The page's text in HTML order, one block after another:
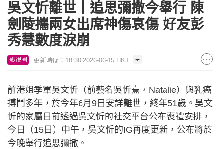
吳文忻離世丨追思彌撒今舉行 陳
劍陵攜兩女出席神傷哀傷 好友彭
秀慧數度淚崩
影視圈 更新時間：18:30 2026-06-15 HKT
前港姐季軍吳文忻（前藝名吳忻熹，Natalie）與乳癌
搏鬥多年，於今年6月9日安詳離世，終年51歲。吳文
忻的家屬日前透過吳文忻的社交平台公布喪禮安排，
今日（15日）中午，吳文忻的IG再度更新，公布將於
今晚舉行追思彌撒。